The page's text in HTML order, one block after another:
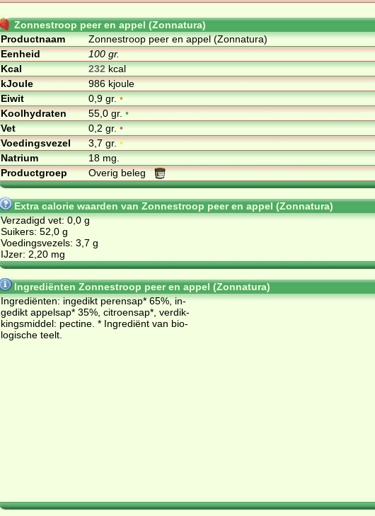
Zonnestroop peer en appel (Zonnatura)
Productnaam
Zonnestroop peer en appel (Zonnatura)
Eenheid
100 gr.
Kcal
232kcal
kJoule
986 kjoule
Eiwit
0,9 gr.•
Koolhydraten
55,0 gr.•
Vet
0,2 gr.•
Voedingsvezel
3,7 gr.•
Natrium
18 mg.
Productgroep
Overig beleg
Extra calorie waarden van Zonnestroop peer en appel (Zonnatura)
Verzadigd vet: 0,0 g
Suikers: 52,0 g
Voedingsvezels: 3,7 g
IJzer: 2,20 mg
Ingrediënten Zonnestroop peer en appel (Zonnatura)
In­gre­di­ën­ten: in­ge­dikt pe­ren­sap* 65%, in­
ge­dikt ap­pel­sap* 35%, ci­troen­sap*, ver­dik­
kings­mid­del: pec­ti­ne. * In­gre­di­ënt van bi­o­
lo­gi­sche teelt.